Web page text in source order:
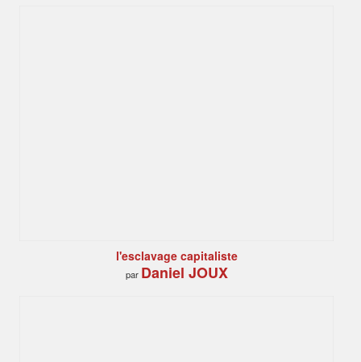
l'esclavage capitaliste
par Daniel JOUX